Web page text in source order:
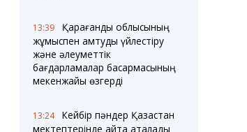
13:39
Қарағанды облысының
жұмыспен қамтуды үйлестіру
және әлеуметтік
бағдарламалар басқармасының
мекенжайы өзгерді
13:24
Кейбір пәндер Қазақстан
мектептерінде қайта аталады